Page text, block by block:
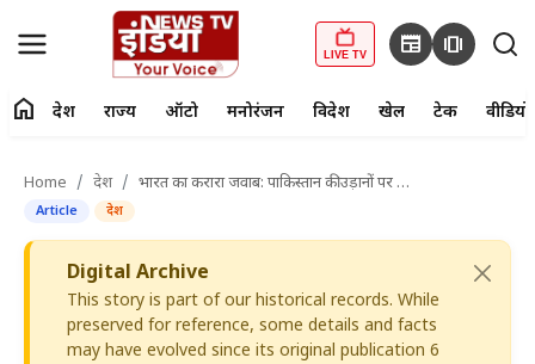
LIVE TV newspaper amp_stories
Home
home देश राज्य ऑटो मनोरंजन विदेश खेल टेक वीडियो
Home देश भारत का करारा जवाब: पाकिस्तान की उड़ानों पर 23 मई तक लगाया एयरस्पेस बैन
Article देश
Digital Archive
This story is part of our historical records. While
preserved for reference, some details and facts
may have evolved since its original publication 6